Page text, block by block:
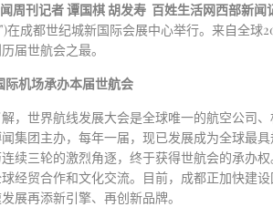
周刊记者谭国棋胡发寿 百姓生活网西部新闻
在成都世纪城新国际会展中心举行。来自全球
届世航会之最。
机场承办本届世航会
，世界航线发展大会是全球唯一的航空公司
集团主办，每年一届，现已发展成为全球最
续三轮的激烈角逐，终于获得世航会的承办
经贸合作和文化交流。目前，成都正加快建
展再添新引擎、再创新品牌。